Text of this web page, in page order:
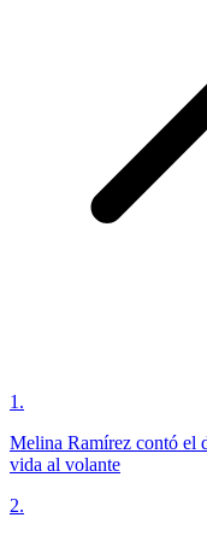
1 .
Melina Ramírez contó el
vida al volante
2.